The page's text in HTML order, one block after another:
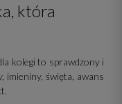
która
kolegi to sprawdzony i
imieniny, święta, awans